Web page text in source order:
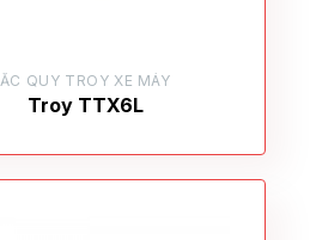
ẮC QUY TROY XE MÁY
Troy TTX6L